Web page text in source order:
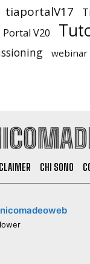
tiaportalV17
Portal V20
webinar
CHI SONO